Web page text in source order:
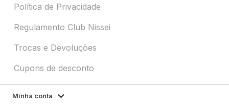
Política de Privacidade
Regulamento Club Nissei
Trocas e Devoluções
Cupons de desconto
Minha conta